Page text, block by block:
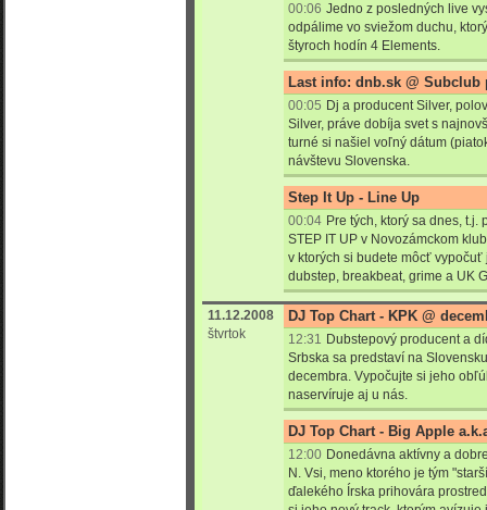
00:06 Jedno z posledných live
odpálime vo sviežom duchu,
štyroch hodín 4 Elements.
Last info: dnb.sk @ Subclub
00:05 Dj a producent Silver,
Silver, práve dobíja svet s
turné si našiel voľný dátum
návštevu Slovenska.
Step It Up - Line Up
00:04 Pre tých, ktorý sa dnes,
STEP IT UP v Novozámckom
v ktorých si budete môcť
dubstep, breakbeat, grime a UK
11.12.2008
štvrtok
DJ Top Chart - KPK @
12:31 Dubstepový producent a
Srbska sa predstaví na
decembra. Vypočujte si jeho
naservíruje aj u nás.
DJ Top Chart - Big Apple
12:00 Donedávna aktívny a
N. Vsi, meno ktorého je tým
ďalekého Írska prihovára